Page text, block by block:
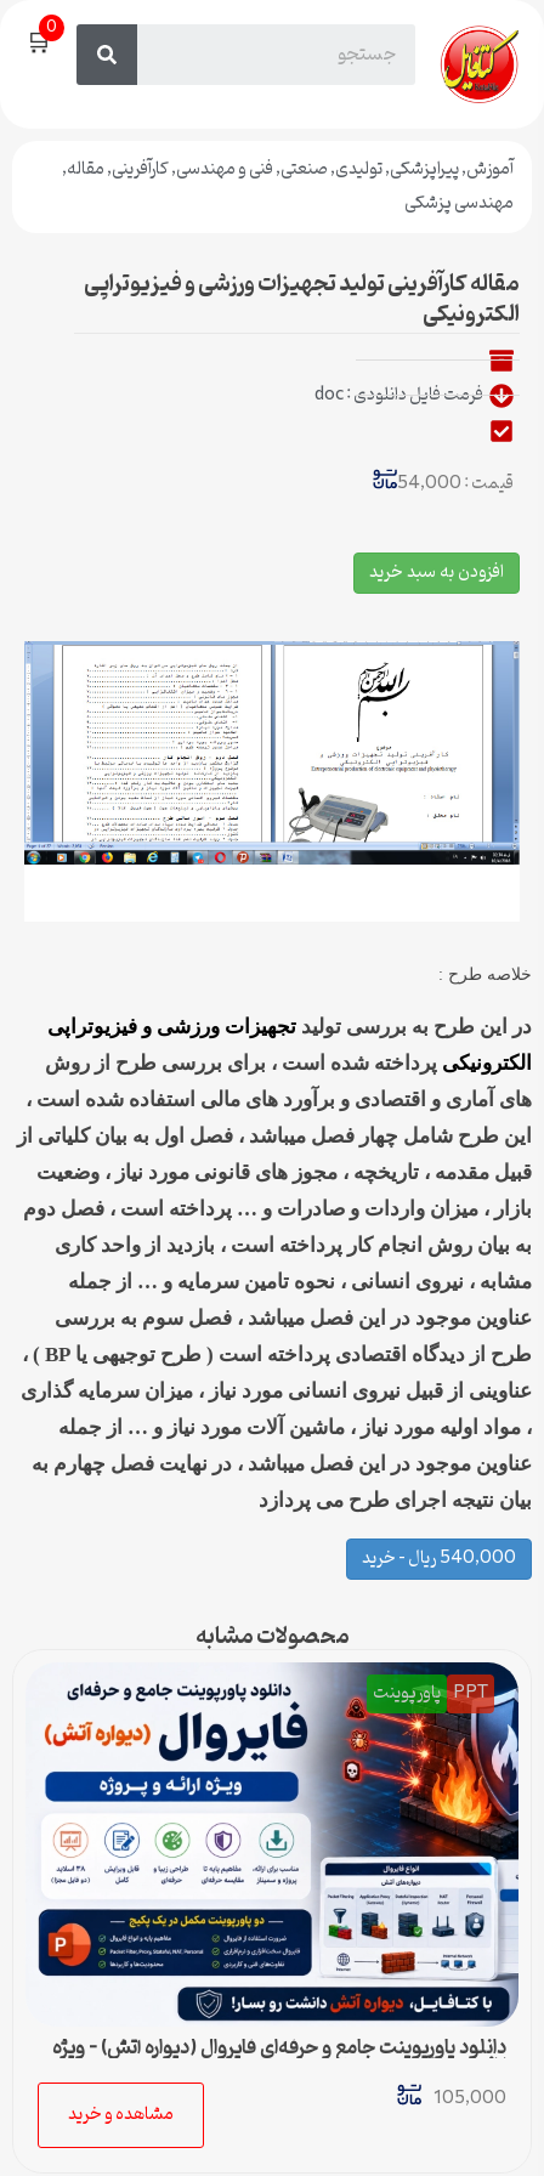
🛒0
آموزش,پیراپزشکی,تولیدی,صنعتی,فنی و مهندسی,کارآفرینی,مقاله,
مهندسی پزشکی
مقاله کارآفرینی تولید تجهیزات ورزشی و فیزیوتراپی
الکترونیکی
فرمت فایل دانلودی : doc
قیمت : 54,000
افزودن به سبد خرید
خلاصه طرح :
در این طرح به بررسی تولید تجهیزات ورزشی و فیزیوتراپی
الکترونیکی پرداخته شده است ، برای بررسی طرح از روش
های آماری و اقتصادی و برآورد های مالی استفاده شده است ،
این طرح شامل چهار فصل میباشد ، فصل اول به بیان کلیاتی از
قبیل مقدمه ، تاریخچه ، مجوز های قانونی مورد نیاز ، وضعیت
بازار ، میزان واردات و صادرات و … پرداخته است ، فصل دوم
به بیان روش انجام کار پرداخته است ، بازدید از واحد کاری
مشابه ، نیروی انسانی ، نحوه تامین سرمایه و … از جمله
عناوین موجود در این فصل میباشد ، فصل سوم به بررسی
طرح از دیدگاه اقتصادی پرداخته است ( طرح توجیهی یا BP ) ،
عناوینی از قبیل نیروی انسانی مورد نیاز ، میزان سرمایه گذاری
، مواد اولیه مورد نیاز ، ماشین آلات مورد نیاز و … از جمله
عناوین موجود در این فصل میباشد ، در نهایت فصل چهارم به
بیان نتیجه اجرای طرح می پردازد
540,000 ریال – خرید
محصولات مشابه
PPT پاورپوینت
دانلود پاورپوینت جامع و حرفه‌ای فایروال (دیواره آتش) – ویژه
ارائه و پروژه
105,000
مشاهده و خرید